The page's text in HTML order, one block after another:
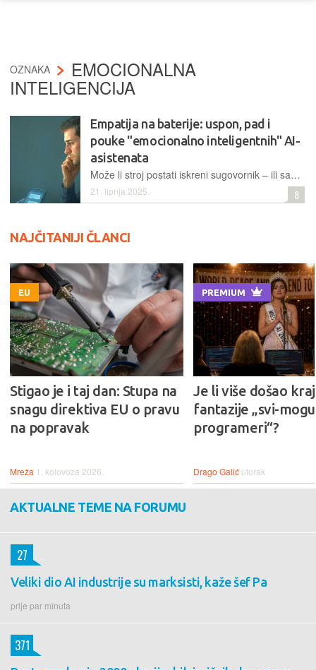
OZNAKA EMOCIONALNA
INTELIGENCIJA
Empatija na baterije: uspon, pad i
pouke "emocionalno inteligentnih" AI-
asistenata
​​​​​​​Može li stroj postati iskreni sugovornik – ili samo glumiti osjećaje koje nikada neće imati? Kad AI preuzme ulogu utjehe i bliskosti, suočavamo se s pitanjem: gdje završava pomoć, a počinje iluzija?
21. lipnja 2025. 8
NAJČITANIJI ČLANCI
EU
Stigao je i taj dan: Stupa na
snagu direktiva EU o pravu
na popravak
Mreža 1. kolovoza 2026.
PREMIUM
Je li više došao kraj
fantazije „svi-
programeri“?
Drago Galić utorak
AKTUALNE TEME NA FORUMU
Veliki dio AI industrije su marksisti, kaže šef Pa
prije par minuta
27
371